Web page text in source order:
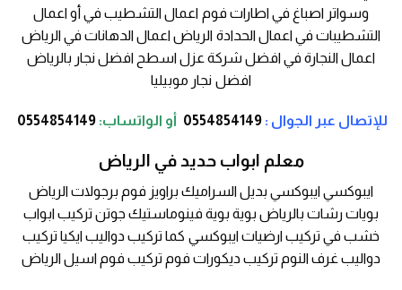
وسواتر اصباغ في اطارات فوم اعمال التشطيب في أو اعمال
التشطيبات في اعمال الحدادة الرياض اعمال الدهانات في الرياض
اعمال النجارة في افضل شركة عزل اسطح افضل نجار بالرياض
افضل نجار موبيليا
للإتصال عبر الجوال :0554854149 أو الواتساب: 0554854149
معلم ابواب حديد في الرياض
ايبوكسي ايبوكسي بديل السراميك براويز فوم برجولات الرياض
بويات رشات بالرياض بوية بوية فينوماستيك جوتن تركيب ابواب
خشب في تركيب ارضيات ايبوكسي كما تركيب دواليب ايكيا تركيب
دواليب غرف النوم تركيب ديكورات فوم تركيب فوم اسيل الرياض